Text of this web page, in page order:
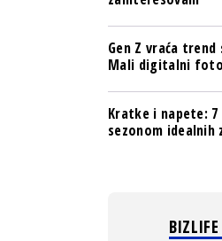
Gen Z vraća
Mali digitalni
Kratke i napete:
sezonom idealnih